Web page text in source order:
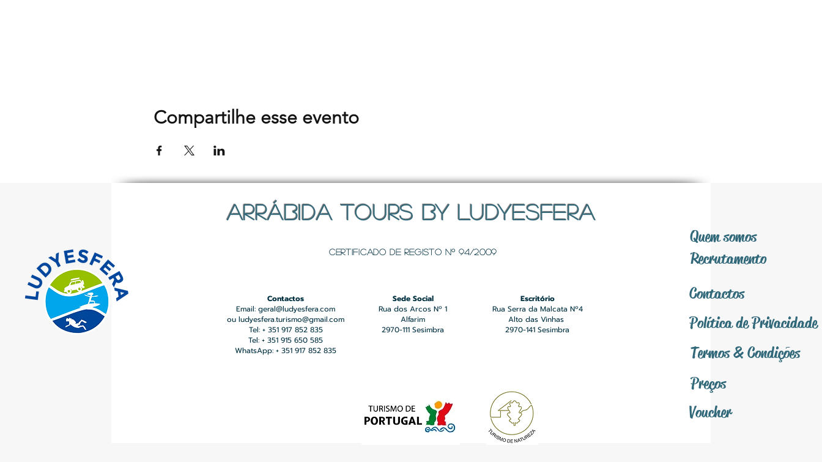
Compartilhe esse evento
ARRÁBIDA TOURS BY LUDYESFERA
Certificado de registo Nº 94/2009
Quem somos
Recrutamento
Contactos
Contactos
Email: geral@ludyesfera.com
ou ludyesfera.turismo@gmail.com
Tel: + 351 917 852 835
Tel: + 351 915 650 585
WhatsApp: + 351 917 852 835
Sede Social
Rua dos Arcos Nº 1
Alfarim
2970-111 Sesimbra
Escritório
Rua Serra da Malcata Nº4
Alto das Vinhas
2970-141 Sesimbra
Políticade Privacidade
Termos &Condições
Preços
Voucher